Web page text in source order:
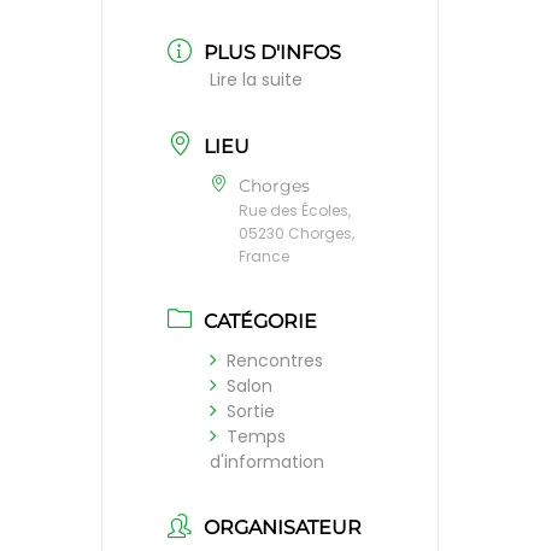
PLUS D'INFOS
Lire la suite
LIEU
Chorges
Rue des Écoles,
05230 Chorges,
France
CATÉGORIE
Rencontres
Salon
Sortie
Temps
d'information
ORGANISATEUR